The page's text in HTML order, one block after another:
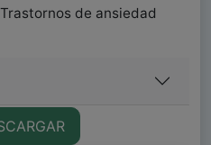
de ansiedad